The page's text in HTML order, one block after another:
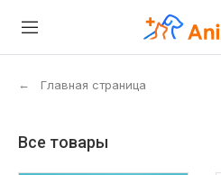
← Главная страница
Все товары